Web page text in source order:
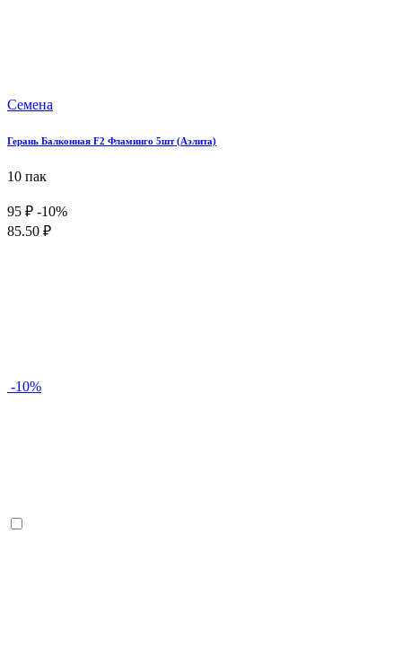
Семена
Герань Балконная F2 Фламинго 5шт (Аэлита)
10 пак
95 ₽ -10%
85.50 ₽
-10%